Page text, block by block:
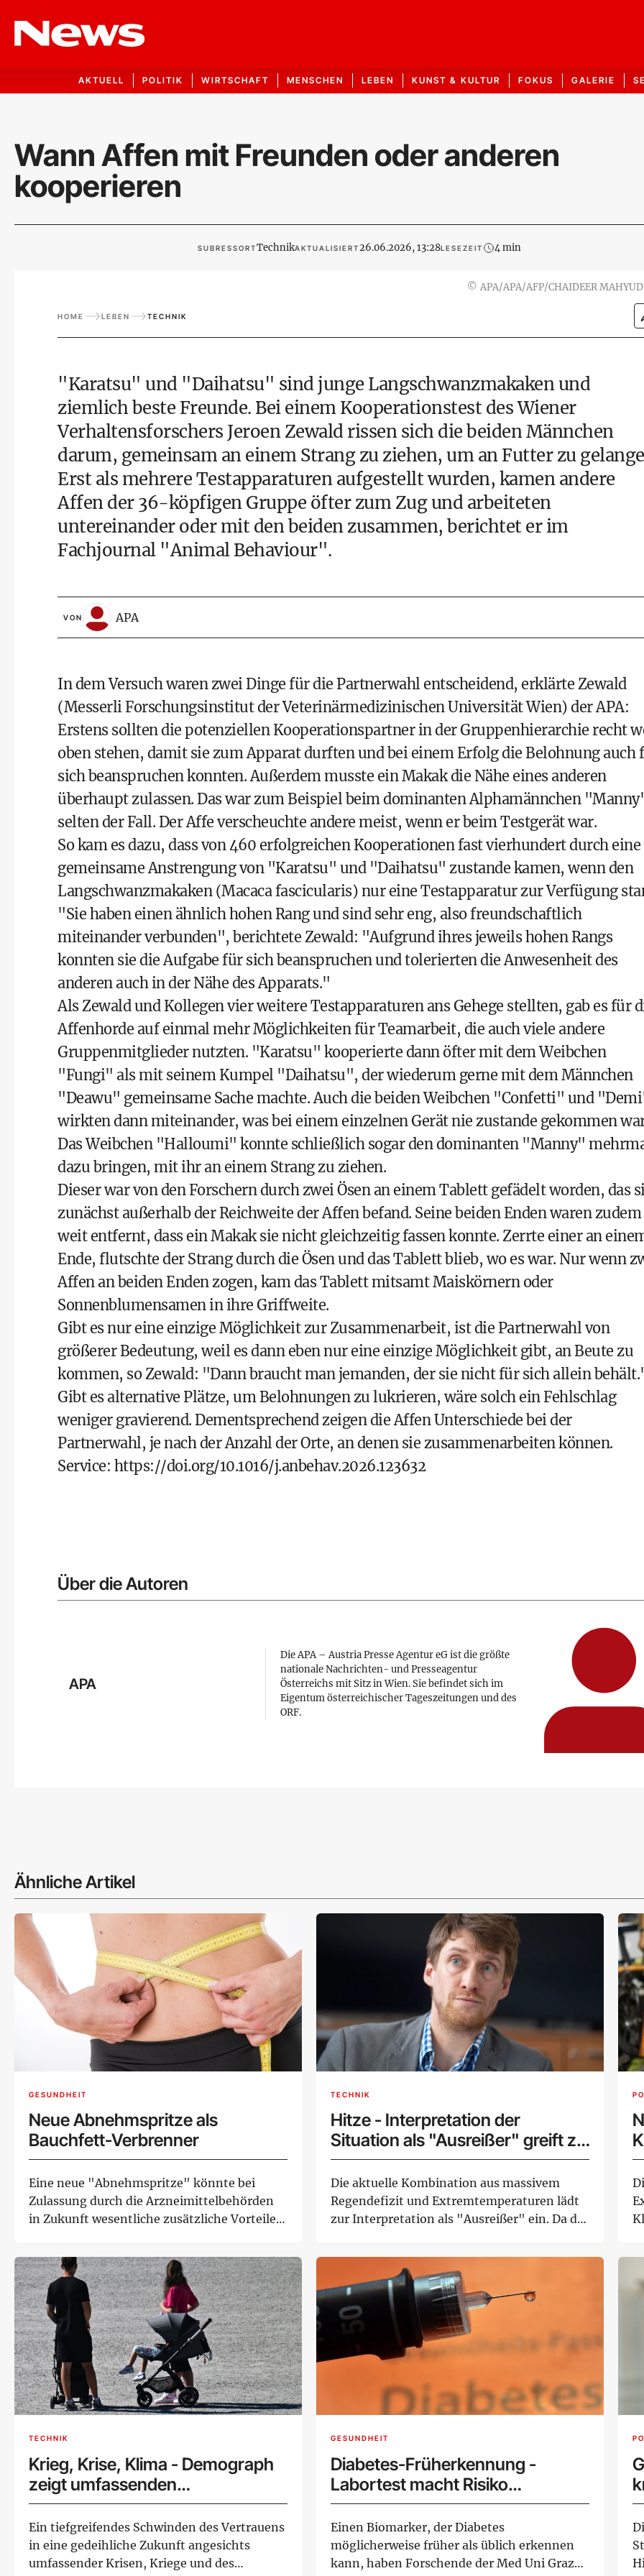
AKTUELL POLITIK WIRTSCHAFT MENSCHEN LEBEN KUNST & KULTUR FOKUS GALERIE
Wann Affen mit Freunden oder anderen
kooperieren
SUBRESSORTTechnikAKTUALISIERT26.06.2026, 13:28LESEZEIT 4 min
© APA/APA/AFP/CHAIDEER
HOME LEBEN TECHNIK
"Karatsu" und "Daihatsu" sind junge Langschwanzmakaken und
ziemlich beste Freunde. Bei einem Kooperationstest des Wiener
Verhaltensforschers Jeroen Zewald rissen sich die beiden Männchen
darum, gemeinsam an einem Strang zu ziehen, um an Futter zu
Erst als mehrere Testapparaturen aufgestellt wurden, kamen andere
Affen der 36-köpfigen Gruppe öfter zum Zug und arbeiteten
untereinander oder mit den beiden zusammen, berichtet er im
Fachjournal "Animal Behaviour".
VON APA
In dem Versuch waren zwei Dinge für die Partnerwahl entscheidend, erklärte Zewald
(Messerli Forschungsinstitut der Veterinärmedizinischen Universität Wien) der APA:
Erstens sollten die potenziellen Kooperationspartner in der Gruppenhierarchie recht
oben stehen, damit sie zum Apparat durften und bei einem Erfolg die Belohnung auch
sich beanspruchen konnten. Außerdem musste ein Makak die Nähe eines anderen
überhaupt zulassen. Das war zum Beispiel beim dominanten Alphamännchen
selten der Fall. Der Affe verscheuchte andere meist, wenn er beim Testgerät war.
So kam es dazu, dass von 460 erfolgreichen Kooperationen fast vierhundert durch eine
gemeinsame Anstrengung von "Karatsu" und "Daihatsu" zustande kamen, wenn den
Langschwanzmakaken (Macaca fascicularis) nur eine Testapparatur zur Verfügung
"Sie haben einen ähnlich hohen Rang und sind sehr eng, also freundschaftlich
miteinander verbunden", berichtete Zewald: "Aufgrund ihres jeweils hohen Rangs
konnten sie die Aufgabe für sich beanspruchen und tolerierten die Anwesenheit des
anderen auch in der Nähe des Apparats."
Als Zewald und Kollegen vier weitere Testapparaturen ans Gehege stellten, gab es für
Affenhorde auf einmal mehr Möglichkeiten für Teamarbeit, die auch viele andere
Gruppenmitglieder nutzten. "Karatsu" kooperierte dann öfter mit dem Weibchen
"Fungi" als mit seinem Kumpel "Daihatsu", der wiederum gerne mit dem Männchen
"Deawu" gemeinsame Sache machte. Auch die beiden Weibchen "Confetti" und
wirkten dann miteinander, was bei einem einzelnen Gerät nie zustande gekommen
Das Weibchen "Halloumi" konnte schließlich sogar den dominanten "Manny"
dazu bringen, mit ihr an einem Strang zu ziehen.
Dieser war von den Forschern durch zwei Ösen an einem Tablett gefädelt worden, das
zunächst außerhalb der Reichweite der Affen befand. Seine beiden Enden waren zudem
weit entfernt, dass ein Makak sie nicht gleichzeitig fassen konnte. Zerrte einer an
Ende, flutschte der Strang durch die Ösen und das Tablett blieb, wo es war. Nur wenn
Affen an beiden Enden zogen, kam das Tablett mitsamt Maiskörnern oder
Sonnenblumensamen in ihre Griffweite.
Gibt es nur eine einzige Möglichkeit zur Zusammenarbeit, ist die Partnerwahl von
größerer Bedeutung, weil es dann eben nur eine einzige Möglichkeit gibt, an Beute zu
kommen, so Zewald: "Dann braucht man jemanden, der sie nicht für sich allein
Gibt es alternative Plätze, um Belohnungen zu lukrieren, wäre solch ein Fehlschlag
weniger gravierend. Dementsprechend zeigen die Affen Unterschiede bei der
Partnerwahl, je nach der Anzahl der Orte, an denen sie zusammenarbeiten können.
Service: https://doi.org/10.1016/j.anbehav.2026.123632
Über die Autoren
APA
Die APA – Austria Presse Agentur eG ist die größte
nationale Nachrichten- und Presseagentur
Österreichs mit Sitz in Wien. Sie befindet sich im
Eigentum österreichischer Tageszeitungen und des
ORF.
Ähnliche Artikel
GESUNDHEIT
Neue Abnehmspritze als
Bauchfett-Verbrenner
Eine neue "Abnehmspritze" könnte bei
Zulassung durch die Arzneimittelbehörden
in Zukunft wesentliche zusätzliche Vorteile
TECHNIK
Hitze - Interpretation der
Situation als "Ausreißer" greift zu
kurz
Die aktuelle Kombination aus massivem
Regendefizit und Extremtemperaturen lädt
zur Interpretation als "Ausreißer" ein. Da die
TECHNIK
Krieg, Krise, Klima - Demograph
zeigt umfassenden
Geburtenrückgang
Ein tiefgreifendes Schwinden des Vertrauens
in eine gedeihliche Zukunft angesichts
umfassender Krisen, Kriege und des
GESUNDHEIT
Diabetes-Früherkennung -
Labortest macht Risiko
einschätzbar
Einen Biomarker, der Diabetes
möglicherweise früher als üblich erkennen
kann, haben Forschende der Med Uni Graz